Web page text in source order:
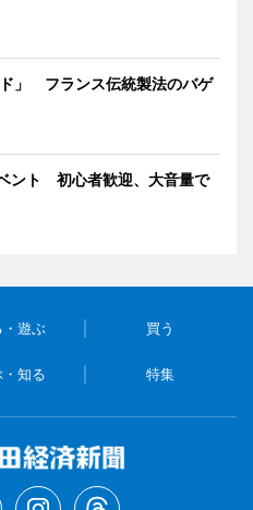
」 フランス伝統製法のバゲ
ント 初心者歓迎、大音量で
・遊ぶ 買う
知る 特集